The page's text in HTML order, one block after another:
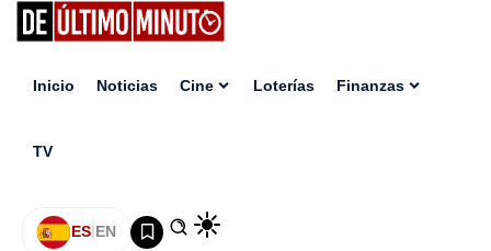
Inicio Noticias Cine Loterías Finanzas
TV
ES|EN